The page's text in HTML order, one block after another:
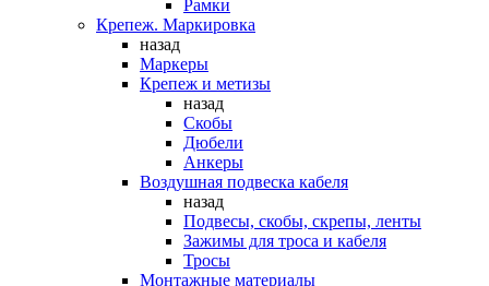
Рамки
Крепеж. Маркировка
назад
Маркеры
Крепеж и метизы
назад
Скобы
Дюбели
Анкеры
Воздушная подвеска кабеля
назад
Подвесы, скобы, скрепы, ленты
Зажимы для троса и кабеля
Тросы
Монтажные материалы